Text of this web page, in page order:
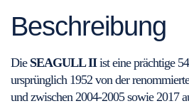
Beschreibung
Die SEAGULL IIist eine prächtige
ursprünglich 1952 von der
und zwischen 2004-2005 sowie 2017